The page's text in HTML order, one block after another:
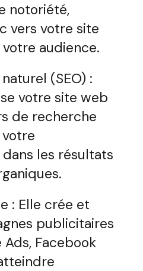
notoriété,
vers votre site
audience.
(SEO) :
votre site web
de recherche
votre
les résultats
: Elle crée et
publicitaires
Ads, Facebook